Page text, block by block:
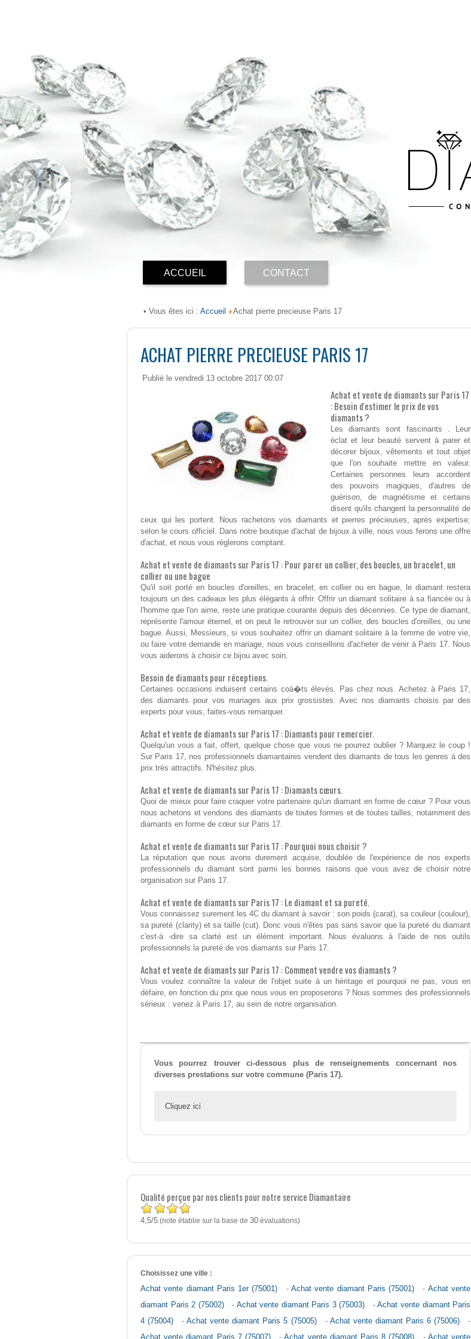
ACCUEIL CONTACT
• Vous êtes ici : Accueil Achat pierre precieuse Paris 17
ACHAT PIERRE PRECIEUSE PARIS 17
Publié le vendredi 13 octobre 2017 00:07
Achat et vente de diamants sur Paris 17
: Besoin d'estimer le prix de vos
diamants ?
Les diamants sont fascinants . Leur
éclat et leur beauté servent à parer et
décorer bijoux, vêtements et tout objet
que l'on souhaite mettre en valeur.
Certaines personnes leurs accordent
des pouvoirs magiques, d'autres de
guérison, de magnétisme et certains
disent qu'ils changent la personnalité de
ceux qui les portent. Nous rachetons vos diamants et pierres précieuses, après expertise,
selon le cours officiel. Dans notre boutique d'achat de bijoux à ville, nous vous ferons une offre
d'achat, et nous vous règlerons comptant.
Achat et vente de diamants sur Paris 17 : Pour parer un collier, des boucles, un bracelet, un
collier ou une bague
Qu'il soit porté en boucles d'oreilles, en bracelet, en collier ou en bague, le diamant restera
toujours un des cadeaux les plus élégants à offrir. Offrir un diamant solitaire à sa fiancée ou à
l'homme que l'on aime, reste une pratique courante depuis des décennies. Ce type de diamant,
représente l'amour éternel, et on peut le retrouver sur un collier, des boucles d'oreilles, ou une
bague. Aussi, Messieurs, si vous souhaitez offrir un diamant solitaire à la femme de votre vie,
ou faire votre demande en mariage, nous vous conseillons d'acheter de venir à Paris 17. Nous
vous aiderons à choisir ce bijou avec soin.
Besoin de diamants pour réceptions.
Certaines occasions induisent certains coà�ts élevés. Pas chez nous. Achetez à Paris 17,
des diamants pour vos mariages aux prix grossistes. Avec nos diamants choisis par des
experts pour vous, faites-vous remarquer.
Achat et vente de diamants sur Paris 17 : Diamants pour remercier.
Quelqu'un vous a fait, offert, quelque chose que vous ne pourrez oublier ? Marquez le coup !
Sur Paris 17, nos professionnels diamantaires vendent des diamants de tous les genres à des
prix très attractifs. N'hésitez plus.
Achat et vente de diamants sur Paris 17 : Diamants cœurs.
Quoi de mieux pour faire craquer votre partenaire qu'un diamant en forme de cœur ? Pour vous
nous achetons et vendons des diamants de toutes formes et de toutes tailles, notamment des
diamants en forme de cœur sur Paris 17.
Achat et vente de diamants sur Paris 17 : Pourquoi nous choisir ?
La réputation que nous avons durement acquise, doublée de l'expérience de nos experts
professionnels du diamant sont parmi les bonnes raisons que vous avez de choisir notre
organisation sur Paris 17.
Achat et vente de diamants sur Paris 17 : Le diamant et sa pureté.
Vous connaissez surement les 4C du diamant à savoir : son poids (carat), sa couleur (coulour),
sa pureté (clarity) et sa taille (cut). Donc vous n'êtes pas sans savoir que la pureté du diamant
c'est-à -dire sa clarté est un élément important. Nous évaluons à l'aide de nos outils
professionnels la pureté de vos diamants sur Paris 17.
Achat et vente de diamants sur Paris 17 : Comment vendre vos diamants ?
Vous voulez connaître la valeur de l'objet suite à un héritage et pourquoi ne pas, vous en
défaire, en fonction du prix que nous vous en proposerons ? Nous sommes des professionnels
sérieux : venez à Paris 17, au sein de notre organisation.
Vous pourrez trouver ci-dessous plus de renseignements concernant nos
diverses prestations sur votre commune (Paris 17).
Cliquez ici
Qualité perçue par nos clients pour notre service Diamantaire
4,5/5 (note établie sur la base de 30 évaluations)
Choisissez une ville :
Achat vente diamant Paris 1er (75001)
-Achat vente diamant Paris (75001) - Achat vente
diamant Paris 2 (75002)
- Achat vente diamant Paris 3 (75003) -Achat vente diamant Paris
4 (75004)
-Achat vente diamant Paris 5 (75005) - Achat vente diamant Paris 6 (75006)
-